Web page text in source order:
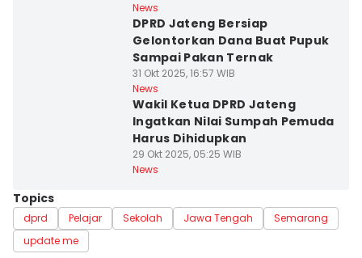
News
DPRD Jateng Bersiap
Gelontorkan Dana Buat Pupuk
Sampai Pakan Ternak
31 Okt 2025, 16:57 WIB
News
Wakil Ketua DPRD Jateng
Ingatkan Nilai Sumpah Pemuda
Harus Dihidupkan
29 Okt 2025, 05:25 WIB
News
Topics
dprd Pelajar Sekolah Jawa Tengah
Semarang
update me